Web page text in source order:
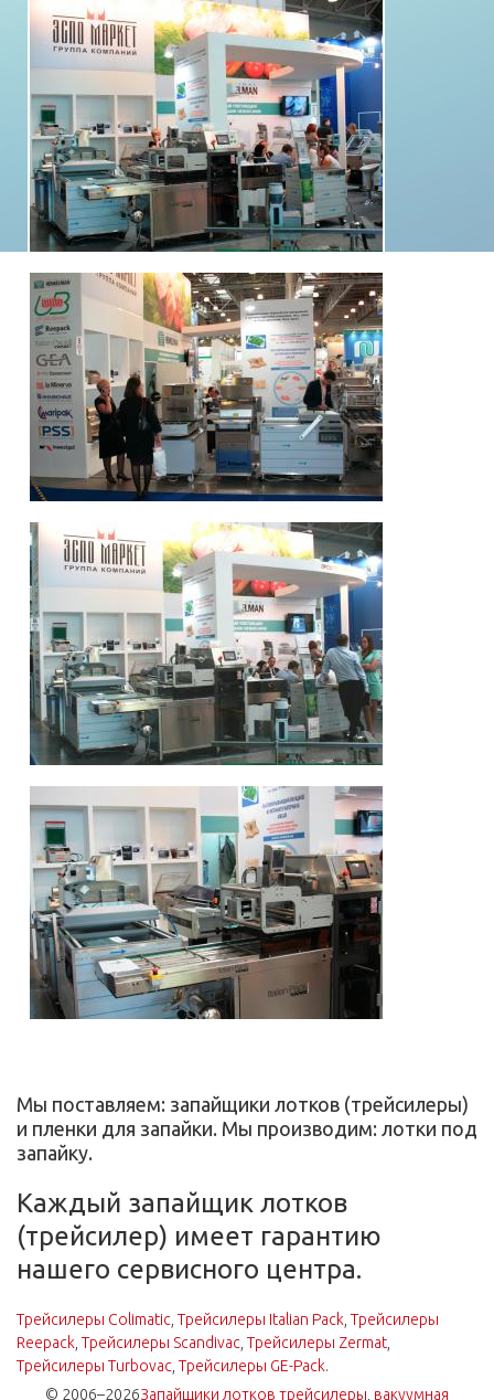
Мы поставляем: запайщики лотков (трейсилеры)
и пленки для запайки. Мы производим: лотки под
запайку.
Каждый запайщик лотков
(трейсилер) имеет гарантию
нашего сервисного центра.
Трейсилеры Colimatic Трейсилеры Italian Pack Трейсилеры
Reepack Трейсилеры Scandivac Трейсилеры Zermat
Трейсилеры Turbovac Трейсилеры GE-Pack.
© 2006–2026Запайщики лотков трейсилеры, вакуумная